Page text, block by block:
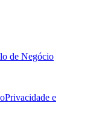
de Negócio
Privacidade e